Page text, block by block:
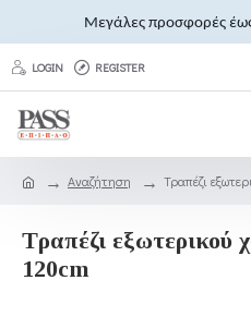
Μεγάλες προσφορές
LOGIN REGISTER
Αναζήτηση Τραπέζι
Τραπέζι εξωτερικού
120cm